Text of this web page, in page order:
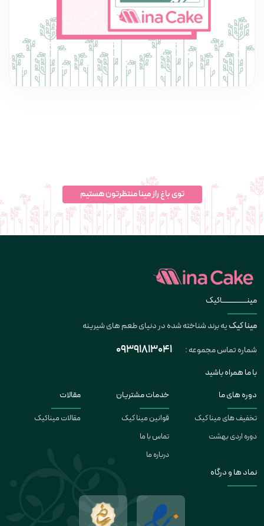
توی باغ راز مینا منتظرتون هستیم
مینــــــــــــــاکیک
مینا کیکیه برند شناخته شده در دنیای طعم های شیرینه
شماره تماس مجموعه :
09391813041
با ما همراه باشید
دوره های ما
تخفیف های مینا کیک
دوره اردی بهشت
خدمات مشتریان
قوانین مینا کیک
تماس با ما
درباره ما
مقالات
مقالات میناکیک
نماد ها و درگاه